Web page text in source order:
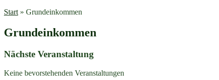
Start » Grundeinkommen
Grundeinkommen
Nächste Veranstaltung
Keine bevorstehenden Veranstaltungen